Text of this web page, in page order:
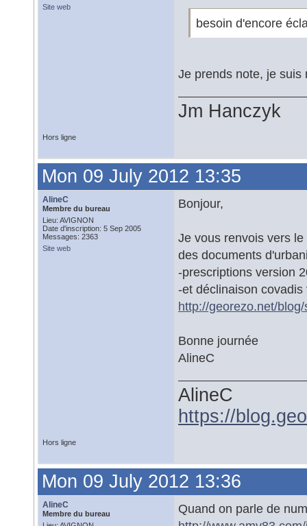
Site web
besoin d'encore
Je prends note, je
Jm Hanczyk
Hors ligne
Mon 09 July 2012 13:35
AlineC
Membre du bureau
Lieu: AVIGNON
Date d'inscription: 5 Sep 2005
Messages: 2363
Site web
Bonjour,
Je vous renvois vers
des documents
-prescriptions version
-et déclinaison covadis
http://georezo.net/
Bonne journée
AlineC
AlineC
https://
Hors ligne
Mon 09 July 2012 13:36
AlineC
Membre du bureau
Quand on parle de